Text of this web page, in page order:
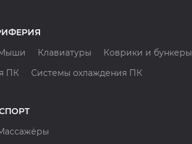
Клавиатуры Коврики и бункеры
ПК
Системы охлаждения ПК